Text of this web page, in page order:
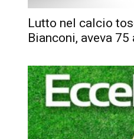
Lutto nel calcio
Bianconi, aveva 75